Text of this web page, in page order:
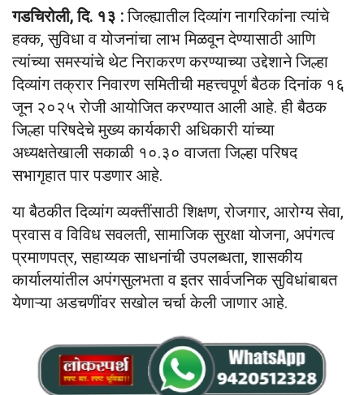
गडचिरोली, दि. १३ :जिल्ह्यातील दिव्यांग नागरिकांना त्यांचे
हक्क, सुविधा व योजनांचा लाभ मिळवून देण्यासाठी आणि
त्यांच्या समस्यांचे थेट निराकरण करण्याच्या उद्देशाने जिल्हा
दिव्यांग तक्रार निवारण समितीची महत्त्वपूर्ण बैठक दिनांक १६
जून २०२५ रोजी आयोजित करण्यात आली आहे. ही बैठक
जिल्हा परिषदेचे मुख्य कार्यकारी अधिकारी यांच्या
अध्यक्षतेखाली सकाळी १०.३० वाजता जिल्हा परिषद
सभागृहात पार पडणार आहे.
या बैठकीत दिव्यांग व्यक्तींसाठी शिक्षण, रोजगार, आरोग्य सेवा,
प्रवास व विविध सवलती, सामाजिक सुरक्षा योजना, अपंगत्व
प्रमाणपत्र, सहाय्यक साधनांची उपलब्धता, शासकीय
कार्यालयांतील अपंगसुलभता व इतर सार्वजनिक सुविधांबाबत
येणाऱ्या अडचणींवर सखोल चर्चा केली जाणार आहे.